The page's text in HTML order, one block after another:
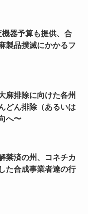
器予算も提供、合
製品撲滅にかかるフ
麻排除に向けた各州
どん排除（あるいは
へ〜
禁済の州、コネチカ
た合成事業者達の行